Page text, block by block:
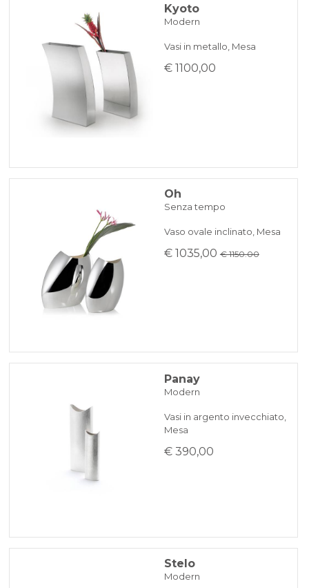
Kyoto
Modern
Vasi in metallo, Mesa
€ 1100,00
Oh
Senza tempo
Vaso ovale inclinato, Mesa
€ 1035,00 € 1150.00
Panay
Modern
Vasi in argento invecchiato,
Mesa
€ 390,00
Stelo
Modern